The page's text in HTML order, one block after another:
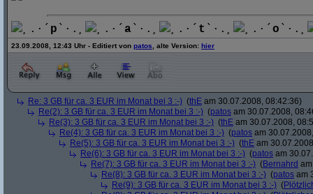
¸.·´ p `·.¸ ¸.·´ a `·.¸ ¸.·´ t `·.¸ ¸.·´ o `·.¸
23.09.2008, 12:43 Uhr - Editiert von patos , alte Version: hier
Re: 3 GB für ca. 3 EUR im Monat bei 3 :-) (thE am 30.07.2008, 08:42:36)
Re(2): 3 GB für ca. 3 EUR im Monat bei 3 :-) (patos am 30.07.2008,
Re(3): 3 GB für ca. 3 EUR im Monat bei 3 :-) (thE am 30.07.2008,
Re(4): 3 GB für ca. 3 EUR im Monat bei 3 :-) (patos am
Re(5): 3 GB für ca. 3 EUR im Monat bei 3 :-) (thE am
Re(6): 3 GB für ca. 3 EUR im Monat bei 3 :-) (patos am
Re(7): 3 GB für ca. 3 EUR im Monat bei 3 :-) (Bernahrd
Re(8): 3 GB für ca. 3 EUR im Monat bei 3 :-) (patos am
Re(9): 3 GB für ca. 3 EUR im Monat bei 3 :-) (